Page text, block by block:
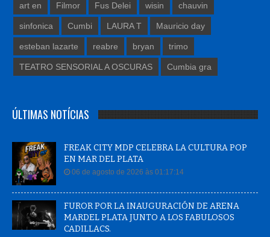
art en Filmor Fus Delei wisin chauvin
sinfonica Cumbi LAURA T Mauricio day
esteban lazarte reabre bryan trimo
TEATRO SENSORIAL A OSCURAS Cumbia gra
ÚLTIMAS NOTÍCIAS
FREAK CITY MDP CELEBRA LA CULTURA POP
EN MAR DEL PLATA
06 de agosto de 2026 às 01:17:14
FUROR POR LA INAUGURACIÓN DE ARENA
MARDEL PLATA JUNTO A LOS FABULOSOS
CADILLACS.